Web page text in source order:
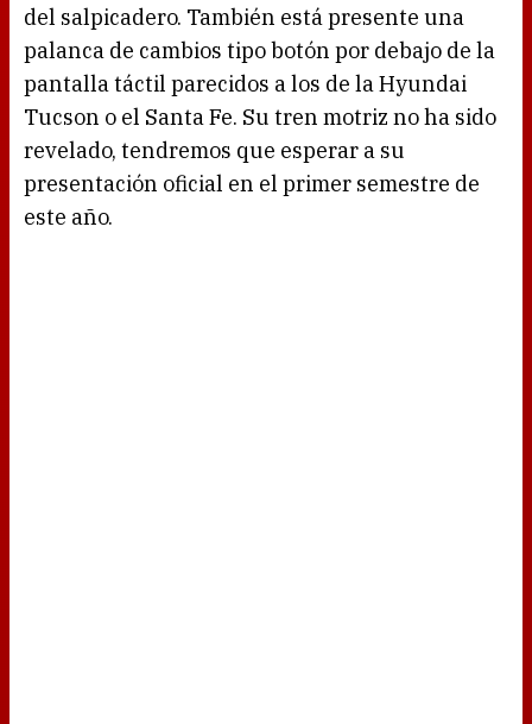
del salpicadero. También está presente una
palanca de cambios tipo botón por debajo de la
pantalla táctil parecidos a los de la Hyundai
Tucson o el Santa Fe. Su tren motriz no ha sido
revelado, tendremos que esperar a su
presentación oficial en el primer semestre de
este año.